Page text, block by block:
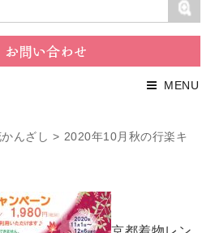
MENU
んざし > 2020年10月秋の行楽キ